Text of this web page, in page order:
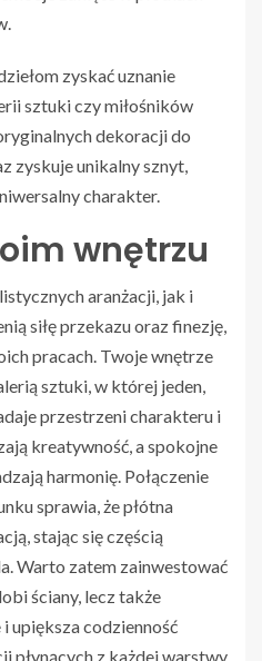
zyskać uznanie
sztuki czy miłośników
dekoracji do
zyskuje unikalny sznyt,
charakter.
wnętrzu
aranżacji, jak i
siłę przekazu oraz finezję,
pracach. Twoje wnętrze
sztuki, w której jeden,
przestrzeni charakteru i
kreatywność, a spokojne
harmonię. Połączenie
sprawia, że płótna
stając się częścią
Warto zatem zainwestować
ściany, lecz także
i upiększa codzienność
płynących z każdej warstwy